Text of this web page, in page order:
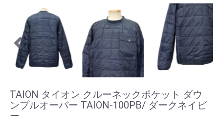
TAION タイオン クルーネックポケット ダウ
ンプルオーバー TAION-100PB/ ダークネイビ
ー